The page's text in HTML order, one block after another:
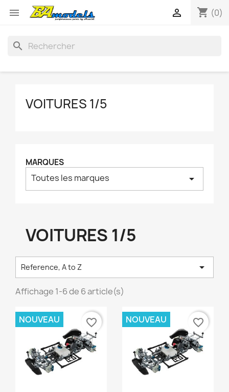
 shopping_cart (0)

search
VOITURES 1/5
MARQUES
Toutes les marques arrow_drop_down
VOITURES 1/5
Reference, A to Z 
Affichage 1-6 de 6 article(s)
NOUVEAU favorite_border NOUVEAU favorite_border